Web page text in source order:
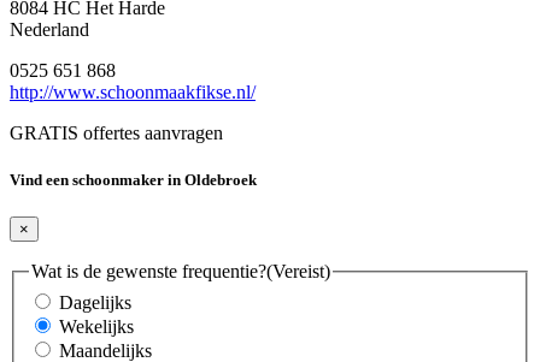
8084 HC Het Harde
Nederland
0525 651 868
http://www.schoonmaakfikse.nl/
GRATIS offertes aanvragen
Vind een schoonmaker in Oldebroek
×
Wat is de gewenste frequentie?(Vereist)
Dagelijks
Wekelijks
Maandelijks